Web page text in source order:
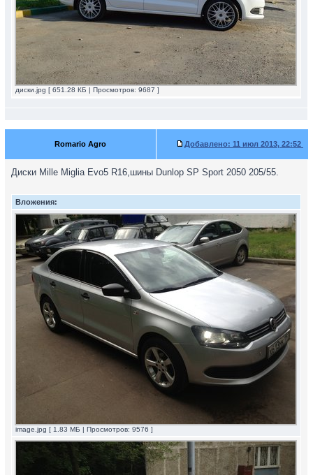
диски.jpg [ 651.28 КБ | Просмотров: 9687 ]
Romario Agro Добавлено: 11 июл 2013, 22:52
Диски Mille Miglia Evo5 R16,шины Dunlop SP Sport 2050 205/55.
Вложения:
image.jpg [ 1.83 МБ | Просмотров: 9576 ]